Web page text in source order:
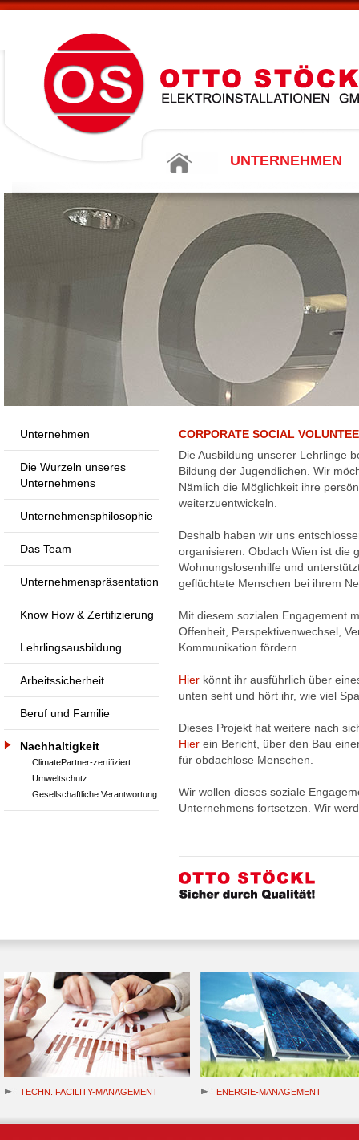
UNTERNEHMEN
Unternehmen
Die Wurzeln unseres
Unternehmens
Unternehmensphilosophie
Das Team
Unternehmenspräsentation
Know How & Zertifizierung
Lehrlingsausbildung
Arbeitssicherheit
Beruf und Familie
Nachhaltigkeit
ClimatePartner-zertifiziert
Umweltschutz
Gesellschaftliche Verantwortung
CORPORATE SOCIAL
Die Ausbildung unserer Lehrlinge
Bildung der Jugendlichen. Wir
Nämlich die Möglichkeit ihre
weiterzuentwickeln.
Deshalb haben wir uns
organisieren. Obdach Wien ist die
Wohnungslosenhilfe und
geflüchtete Menschen bei ihrem
Mit diesem sozialen Engagement
Offenheit, Perspektivenwechsel,
Kommunikation fördern.
Hier könnt ihr ausführlich über
unten seht und hört ihr, wie viel
Dieses Projekt hat weitere nach
Hier ein Bericht, über den Bau
für obdachlose Menschen.
Wir wollen dieses soziale
Unternehmens fortsetzen. Wir
TECHN. FACILITY-MANAGEMENT ENERGIE-MANAGEMENT